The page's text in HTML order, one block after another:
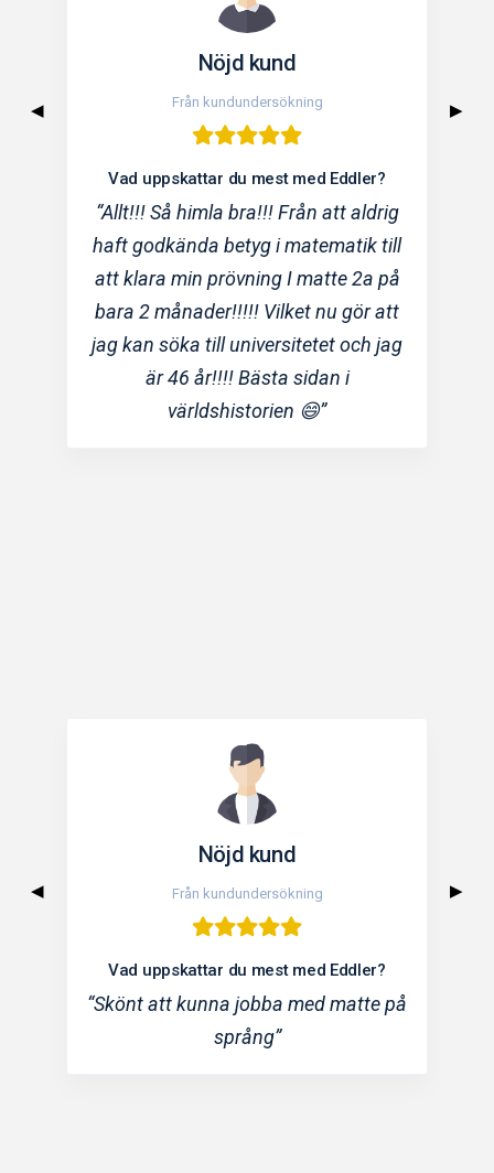
Från kundundersökning
uppskattar du mest med Eddler?
Så himla bra!!! Från att aldrig
godkända betyg i matematik till
klara min prövning I matte 2a på
2 månader!!!!! Vilket nu gör att
kan söka till universitetet och jag
är 46 år!!!! Bästa sidan i
världshistorien 😄”
Från
Vad
“Att det finns
olika
göra tester
man
betygsnivå
◀ ▶
Nöjd kund
Från kundundersökning
Vad uppskattar du mest med Eddler?
“Skönt att kunna jobba med matte på
“Best
◀ ▶